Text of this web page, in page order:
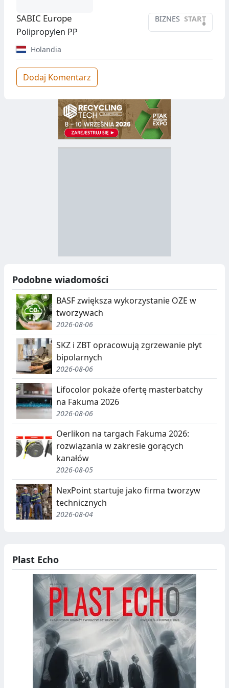
BIZNES START
•
SABIC Europe
Polipropylen PP
Holandia
Dodaj Komentarz
N
I
E
,
S
E
G
R
E
G
A
C
J
A
,
R
Y
K
L
I
N
G
T
B
U
C
J
A
O
D
B
I
O
Podobne wiadomości
BASF zwiększa wykorzystanie OZE w
tworzywach
2026-08-06
SKZ i ZBT opracowują zgrzewanie płyt
bipolarnych
2026-08-06
Lifocolor pokaże ofertę masterbatchy
na Fakuma 2026
2026-08-06
Oerlikon na targach Fakuma 2026:
rozwiązania w zakresie gorących
kanałów
2026-08-05
NexPoint startuje jako firma tworzyw
technicznych
2026-08-04
Plast Echo